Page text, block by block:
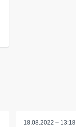
18.08.2022 – 13:18